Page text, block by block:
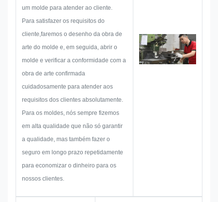
possibilidades de problema que
podem ocorrer antecipadamente,
um molde para atender ao cliente.
Para satisfazer os requisitos do
cliente,faremos o desenho da obra de
arte do molde e, em seguida, abrir o
molde e verificar a conformidade com a
obra de arte confirmada
cuidadosamente para atender aos
requisitos dos clientes absolutamente.
Para os moldes, nós sempre fizemos
em alta qualidade que não só garantir
a qualidade, mas também fazer o
seguro em longo prazo repetidamente
para economizar o dinheiro para os
nossos clientes.